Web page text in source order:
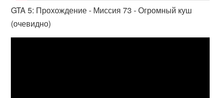
GTA 5: Прохождение - Миссия 73 - Огромный куш
(очевидно)